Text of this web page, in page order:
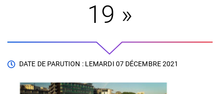
19 »
DATE DE PARUTION : LEMARDI 07 DÉCEMBRE 2021